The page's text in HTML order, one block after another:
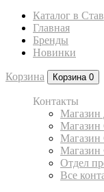
Каталог в
Главная
Бренды
Новинки
Корзина Корзина 0
Контакты
Магазин
Магазин
Магазин
Магазин
Отдел
Все